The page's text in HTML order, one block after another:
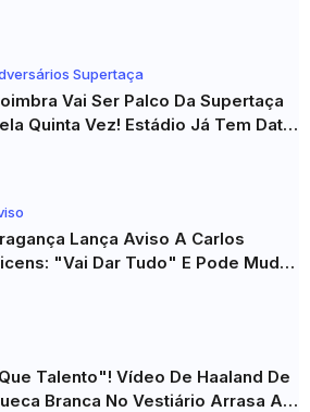
Supertaça
Vai Ser Palco Da Supertaça
Quinta Vez! Estádio Já Tem Data
Lança Aviso A Carlos
"Vai Dar Tudo" E Pode Mudar
Talento"! Vídeo De Haaland De
Branca No Vestiário Arrasa A